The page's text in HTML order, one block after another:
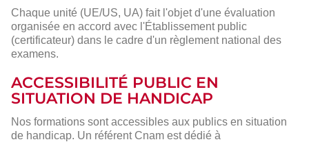
Chaque unité (UE/US, UA) fait l'objet d'une évaluation
organisée en accord avec l'Établissement public
(certificateur) dans le cadre d'un règlement national des
examens.
ACCESSIBILITÉ PUBLIC EN
SITUATION DE HANDICAP
Nos formations sont accessibles aux publics en situation
de handicap. Un référent Cnam est dédié à